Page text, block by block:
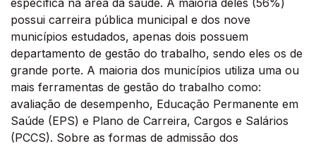
específica na área da saúde. A maioria deles (56%)
possui carreira pública municipal e dos nove
municípios estudados, apenas dois possuem
departamento de gestão do trabalho, sendo eles os de
grande porte. A maioria dos municípios utiliza uma ou
mais ferramentas de gestão do trabalho como:
avaliação de desempenho, Educação Permanente em
Saúde (EPS) e Plano de Carreira, Cargos e Salários
(PCCS). Sobre as formas de admissão dos